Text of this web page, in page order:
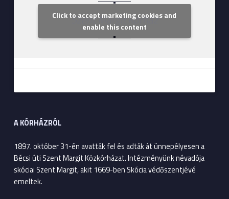
Szent Margit Kórház
Click to accept marketing cookies and
enable this content
A KÓRHÁZRÓL
1897. október 31-én avatták fel és adták át ünnepélyesen a
Bécsi úti Szent Margit Közkórházat. Intézményünk névadója
skóciai Szent Margit, akit 1669-ben Skócia védőszentjévé
emeltek.